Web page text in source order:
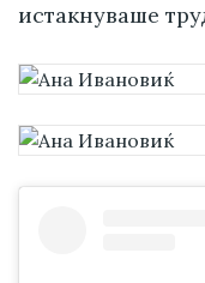
истакнуваше